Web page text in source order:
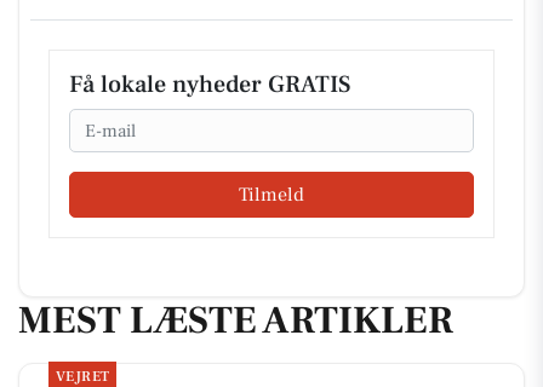
Få lokale nyheder GRATIS
Email
Tilmeld
MEST LÆSTE ARTIKLER
VEJRET